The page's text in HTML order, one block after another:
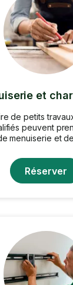
et
de petits
peuvent
menuiserie et
Réserver